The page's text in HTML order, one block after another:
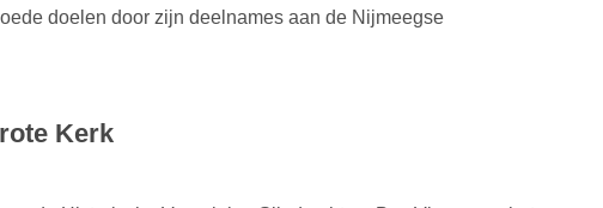
doelen door zijn deelnames aan de Nijmeegse
Kerk